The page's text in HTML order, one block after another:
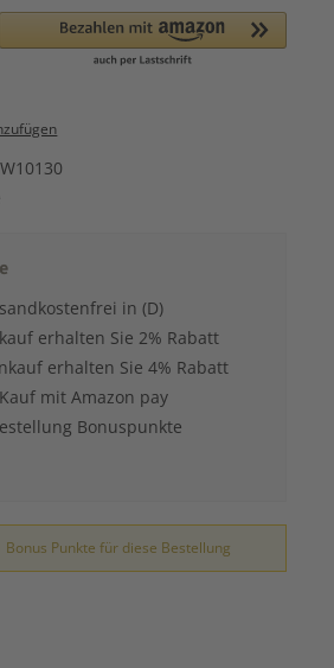
in (D)
erhalten Sie 2% Rabatt
erhalten Sie 4% Rabatt
mit Amazon pay
Bonuspunkte
Bonus Punkte für diese Bestellung